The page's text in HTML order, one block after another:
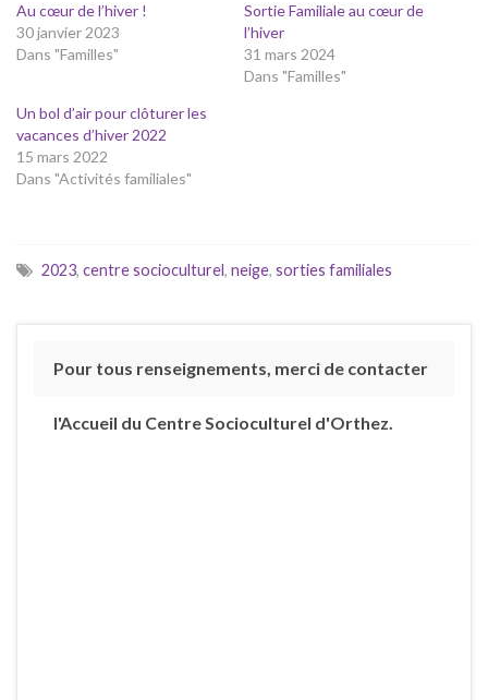
Au cœur de l’hiver !
30 janvier 2023
Dans "Familles"
Sortie Familiale au cœur de
l’hiver
31 mars 2024
Dans "Familles"
Un bol d’air pour clôturer les
vacances d’hiver 2022
15 mars 2022
Dans "Activités familiales"
2023, centre socioculturel, neige, sorties familiales
Pour tous renseignements, merci de contacter
l'Accueil du Centre Socioculturel d'Orthez.